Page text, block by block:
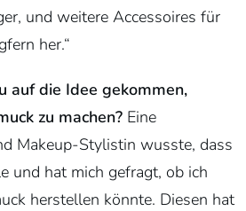
und weitere Accessoires für
her.“
auf die Idee gekommen,
zu machen? Eine
Makeup-Stylistin wusste, dass
und hat mich gefragt, ob ich
herstellen könnte. Diesen hat